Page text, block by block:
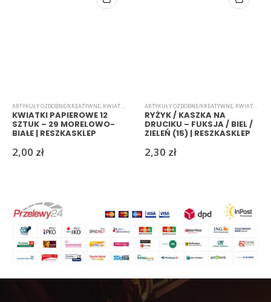
ARTYKUŁY OZDOBNE/KREATYWNE, KWIATKI PAPIEROWE
KWIATKI PAPIEROWE 12
SZTUK – 29 MORELOWO-
BIAŁE | RESZKASKLEP
2,00 zł
ARTYKUŁY OZDOBNE/KREATYWNE, KWIATKI
RYŻYK / KASZKA NA
DRUCIKU – FUKSJA / BIEL /
ZIELEŃ (15) | RESZKASKLEP
2,30 zł